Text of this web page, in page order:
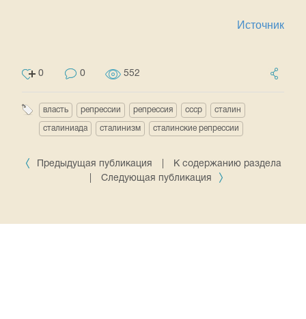
Источник
0 0 552
власть репрессии репрессия ссср сталин
сталиниада сталинизм сталинские репрессии
Предыдущая публикация
К содержанию раздела
Следующая публикация